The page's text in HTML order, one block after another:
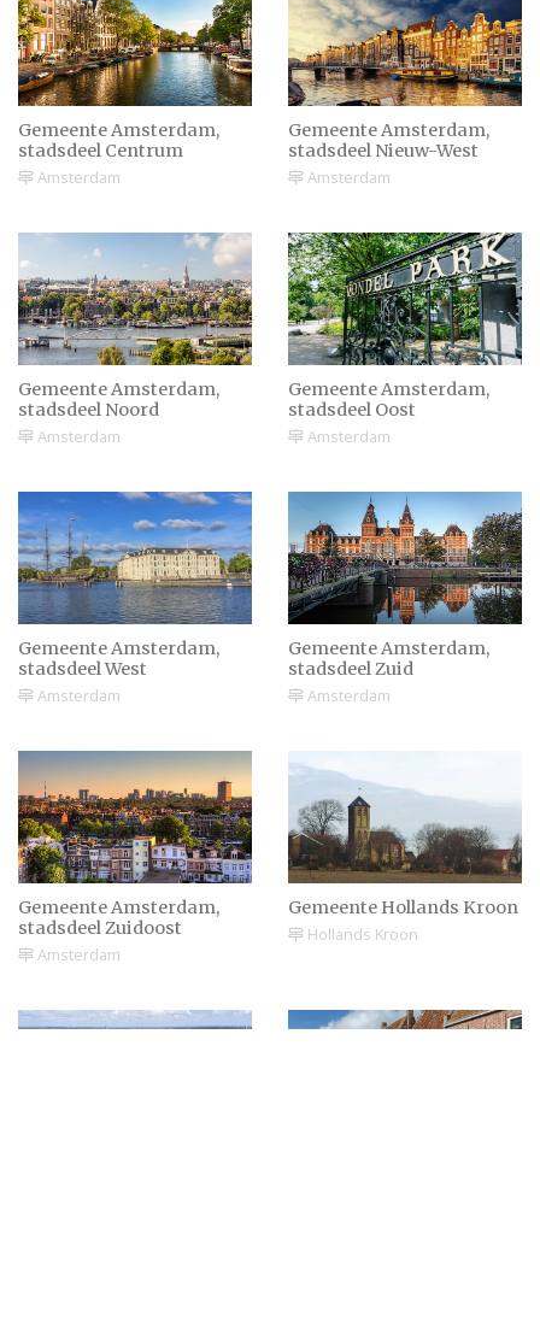
Gemeente Amsterdam,
stadsdeel Centrum
Amsterdam
Gemeente Amsterdam,
stadsdeel Nieuw-West
Amsterdam
Gemeente Amsterdam,
stadsdeel Noord
Amsterdam
Gemeente Amsterdam,
stadsdeel Oost
Amsterdam
Gemeente Amsterdam,
stadsdeel West
Amsterdam
Gemeente Amsterdam,
stadsdeel Zuid
Amsterdam
Gemeente Amsterdam,
stadsdeel Zuidoost
Amsterdam
Gemeente Hollands Kroon
Hollands Kroon
de stand van de sterren
Jong verliefd? Vanaf
welke leeftijd mag je
trouwen?
Trouwen aan zee op het
strand van Vlieland
Tips voor het kiezen van
de trouwdatum
Hoeveel getuigen mag en
neem je mee?